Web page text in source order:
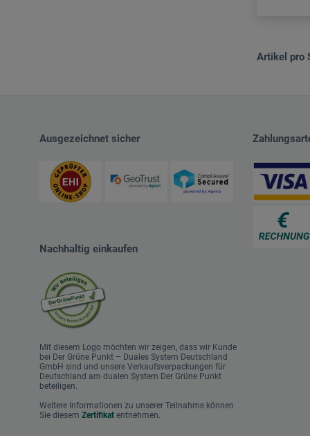
Artikel pro
Ausgezeichnet sicher
Nachhaltig einkaufen
Mit diesem Logo möchten wir zeigen, dass wir Kunde
bei Der Grüne Punkt – Duales System Deutschland
GmbH sind und unsere Verkaufsverpackungen für
Deutschland am dualen System Der Grüne Punkt
beteiligen.
Weitere Informationen zu unserer Teilnahme können
Sie diesem Zertifikat entnehmen.